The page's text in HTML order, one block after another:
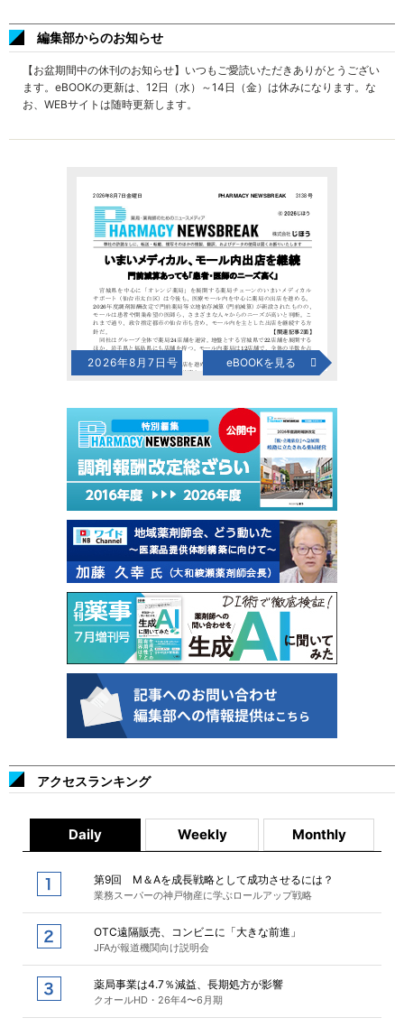
編集部からのお知らせ
【お盆期間中の休刊のお知らせ】いつもご愛読いただきありがとうござい
ます。eBOOKの更新は、12日（水）～14日（金）は休みになります。な
お、WEBサイトは随時更新します。
2026年8月7日号 eBOOKを見る
アクセスランキング
Daily Weekly Monthly
第9回 M＆Aを成長戦略として成功させるには？
業務スーパーの神戸物産に学ぶロールアップ戦略
OTC遠隔販売、コンビニに「大きな前進」
JFAが報道機関向け説明会
薬局事業は4.7％減益、長期処方が影響
クオールHD・26年4〜6月期